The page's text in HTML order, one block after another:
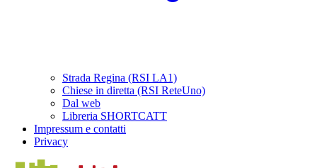
Strada Regina (RSI LA1)
Chiese in diretta (RSI ReteUno)
Dal web
Libreria SHORTCATT
Impressum e contatti
Privacy